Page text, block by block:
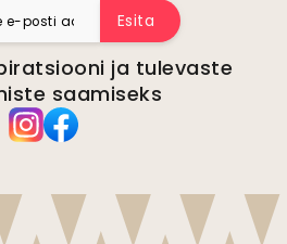
Esita
ja tulevaste
saamiseks